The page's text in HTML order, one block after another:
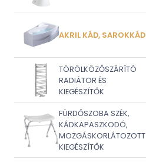
AKRIL KÁD, SAROKKÁD
TÖRÖLKÖZŐSZÁRÍTÓ
RADIÁTOR ÉS
KIEGÉSZÍTŐK
FÜRDŐSZOBA SZÉK,
KÁDKAPASZKODÓ,
MOZGÁSKORLÁTOZOTT
KIEGÉSZÍTŐK